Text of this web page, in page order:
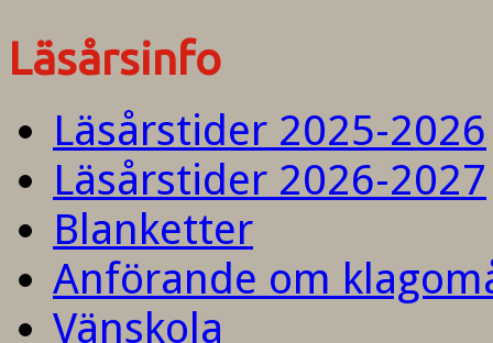
Läsårsinfo
Läsårstider 2025-2026
Läsårstider 2026-2027
Blanketter
Anförande om
Vänskola